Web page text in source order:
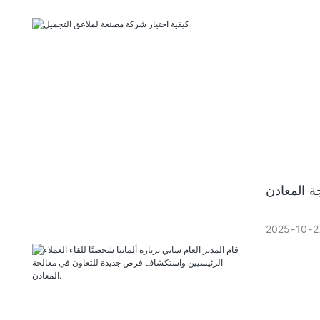
2025 10